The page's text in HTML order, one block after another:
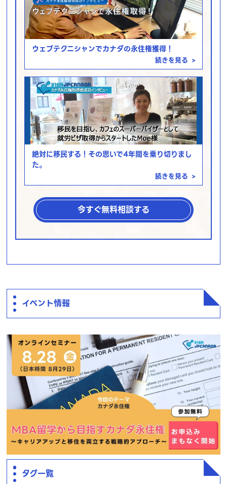
ウェブテクニシャンでカナダの永住権獲得！
続きを見る >
絶対に移民する！その思いで4年間を乗り切りまし
た。
続きを見る >
今すぐ無料相談する
イベント情報
タグ一覧